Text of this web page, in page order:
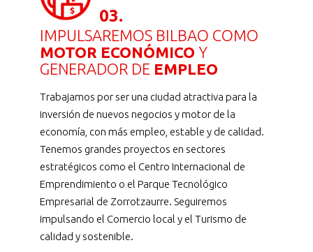
03.
IMPULSAREMOS BILBAO COMO
MOTOR ECONÓMICO Y
GENERADOR DE EMPLEO
Trabajamos por ser una ciudad atractiva para la
inversión de nuevos negocios y motor de la
economía, con más empleo, estable y de calidad.
Tenemos grandes proyectos en sectores
estratégicos como el Centro Internacional de
Emprendimiento o el Parque Tecnológico
Empresarial de Zorrotzaurre. Seguiremos
impulsando el Comercio local y el Turismo de
calidad y sostenible.